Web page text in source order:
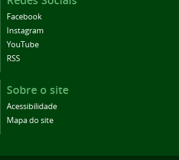
Facebook
Instagram
YouTube
RSS
Sobre o site
Acessibilidade
Mapa do site